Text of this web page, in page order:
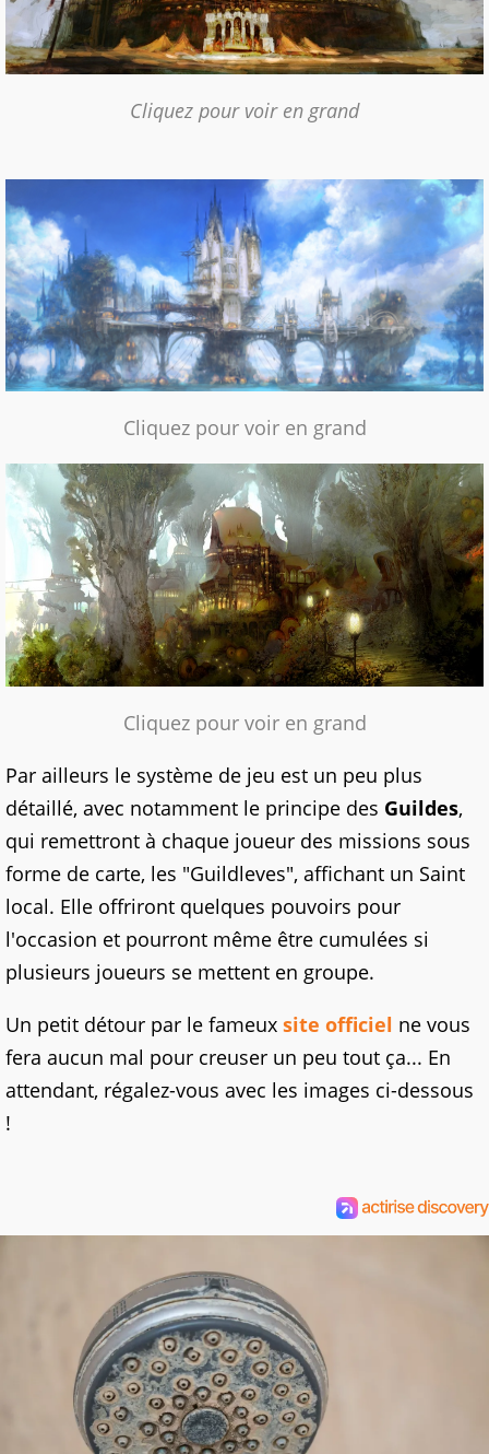
Cliquez pour voir en grand
Cliquez pour voir en grand
Cliquez pour voir en grand
Par ailleurs le système de jeu est un peu plus
détaillé, avec notamment le principe des Guildes,
qui remettront à chaque joueur des missions sous
forme de carte, les "Guildleves", affichant un Saint
local. Elle offriront quelques pouvoirs pour
l'occasion et pourront même être cumulées si
plusieurs joueurs se mettent en groupe.
Un petit détour par le fameux site officiel ne vous
fera aucun mal pour creuser un peu tout ça... En
attendant, régalez-vous avec les images ci-dessous
!